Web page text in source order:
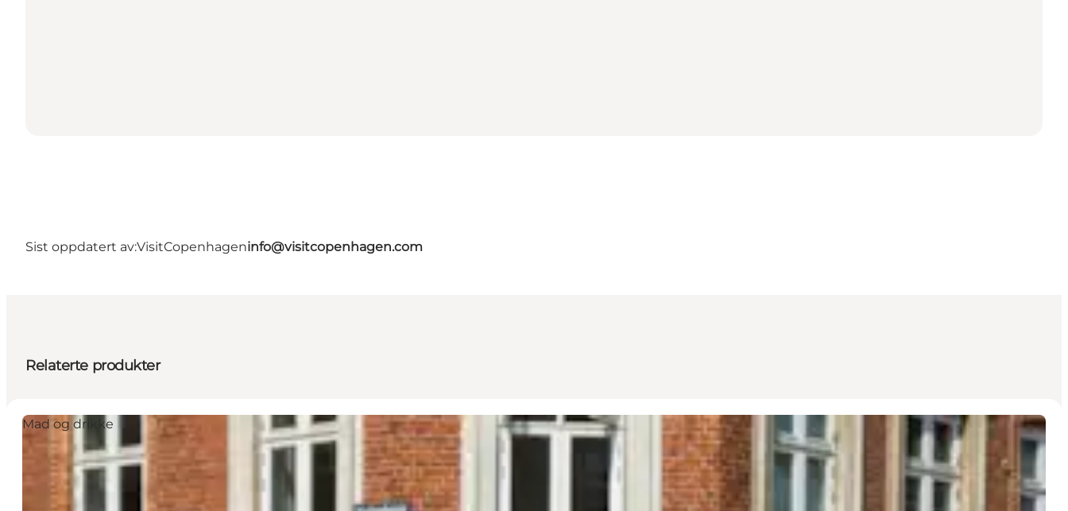
Sist oppdatert av:VisitCopenhageninfo@visitcopenhagen.com
Relaterte produkter
Mad og drikke